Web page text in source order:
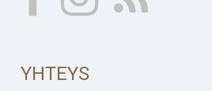
YHTEYS